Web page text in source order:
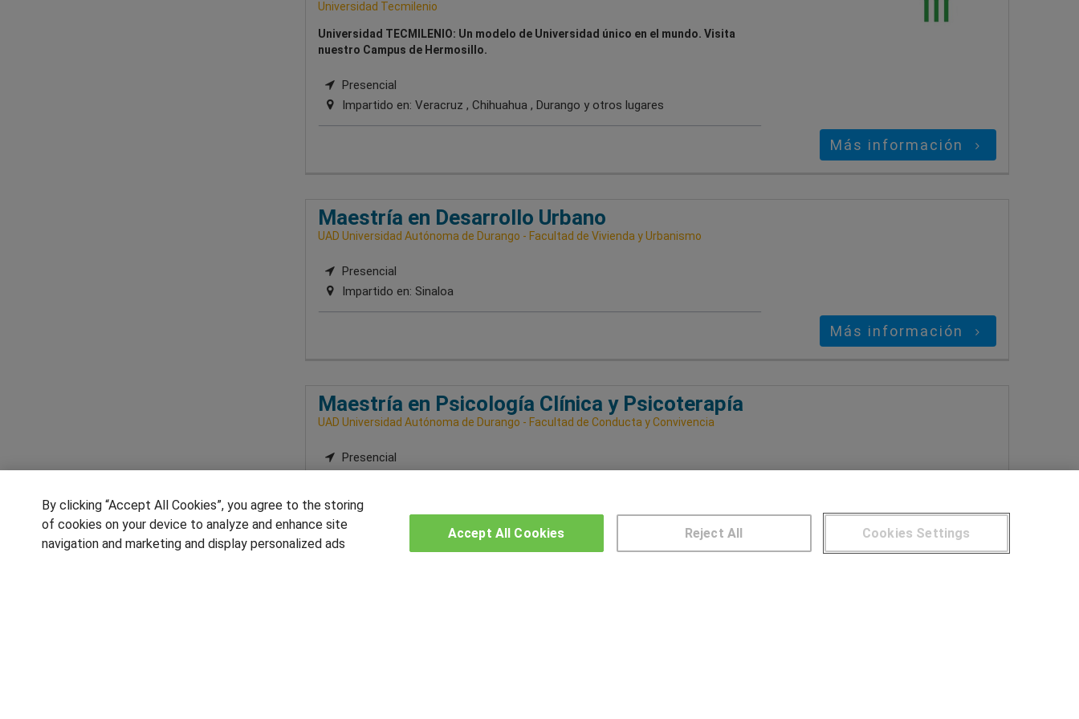
Universidad Tecmilenio
Universidad TECMILENIO: Un modelo de Universidad único en el mundo. Visita
nuestro Campus de Hermosillo.
Presencial
Impartido en: Veracruz , Chihuahua , Durango y otros lugares
Más información
Maestría en Desarrollo Urbano
UAD Universidad Autónoma de Durango - Facultad de Vivienda y Urbanismo
Presencial
Impartido en: Sinaloa
Más información
Maestría en Psicología Clínica y Psicoterapía
UAD Universidad Autónoma de Durango - Facultad de Conducta y Convivencia
Presencial
Más información
By clicking “Accept All Cookies”, you agree to the storing
of cookies on your device to analyze and enhance site
navigation and marketing and display personalized ads
Cookies Settings
Reject All
Accept All Cookies